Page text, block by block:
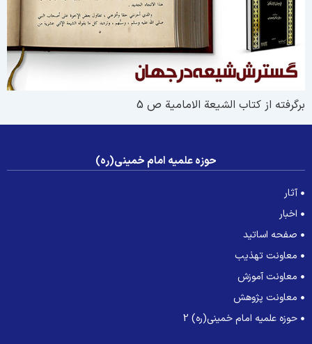
از کتاب الشیعة الامامیة ص 5
حوزه علمیه امام خمینی(ره)
آثار
اخبار
صفحه اساتید
معاونت تهذیب
معاونت آموزش
معاونت پژوهش
حوزه علمیه امام خمینی(ره) 2